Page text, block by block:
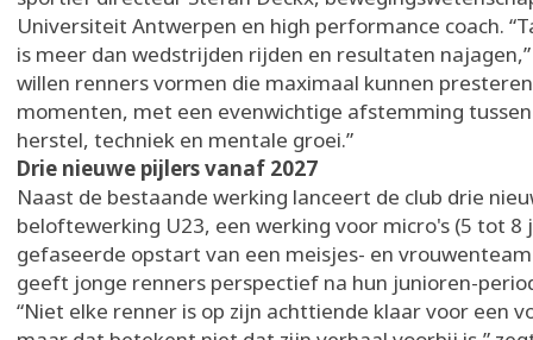
Universiteit Antwerpen en high performance coach.
is meer dan wedstrijden rijden en resultaten najagen,”
willen renners vormen die maximaal kunnen
momenten, met een evenwichtige afstemming
herstel, techniek en mentale groei.”
Drie nieuwe pijlers vanaf 2027
Naast de bestaande werking lanceert de club drie
beloftewerking U23, een werking voor micro's (5 tot 8
gefaseerde opstart van een meisjes- en
geeft jonge renners perspectief na hun junioren-
“Niet elke renner is op zijn achttiende klaar voor een